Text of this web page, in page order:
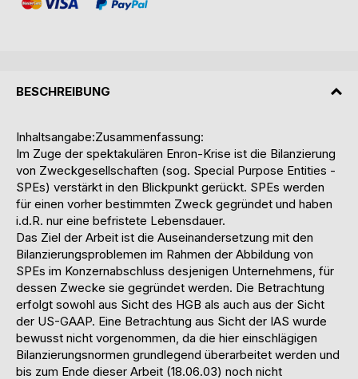
BESCHREIBUNG
Inhaltsangabe:Zusammenfassung:
Im Zuge der spektakulären Enron-Krise ist die Bilanzierung
von Zweckgesellschaften (sog. Special Purpose Entities -
SPEs) verstärkt in den Blickpunkt gerückt. SPEs werden
für einen vorher bestimmten Zweck gegründet und haben
i.d.R. nur eine befristete Lebensdauer.
Das Ziel der Arbeit ist die Auseinandersetzung mit den
Bilanzierungsproblemen im Rahmen der Abbildung von
SPEs im Konzernabschluss desjenigen Unternehmens, für
dessen Zwecke sie gegründet werden. Die Betrachtung
erfolgt sowohl aus Sicht des HGB als auch aus der Sicht
der US-GAAP. Eine Betrachtung aus Sicht der IAS wurde
bewusst nicht vorgenommen, da die hier einschlägigen
Bilanzierungsnormen grundlegend überarbeitet werden und
bis zum Ende dieser Arbeit (18.06.03) noch nicht